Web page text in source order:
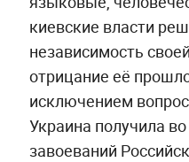
киевские власти
независимость
отрицание её
исключением
Украина получила
завоеваний